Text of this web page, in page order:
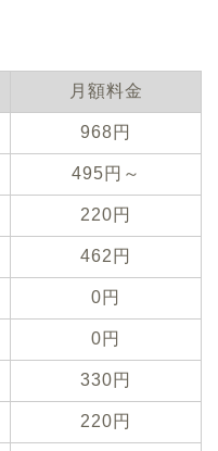
月額料金
968円
495円～
220円
462円
0円
0円
330円
220円